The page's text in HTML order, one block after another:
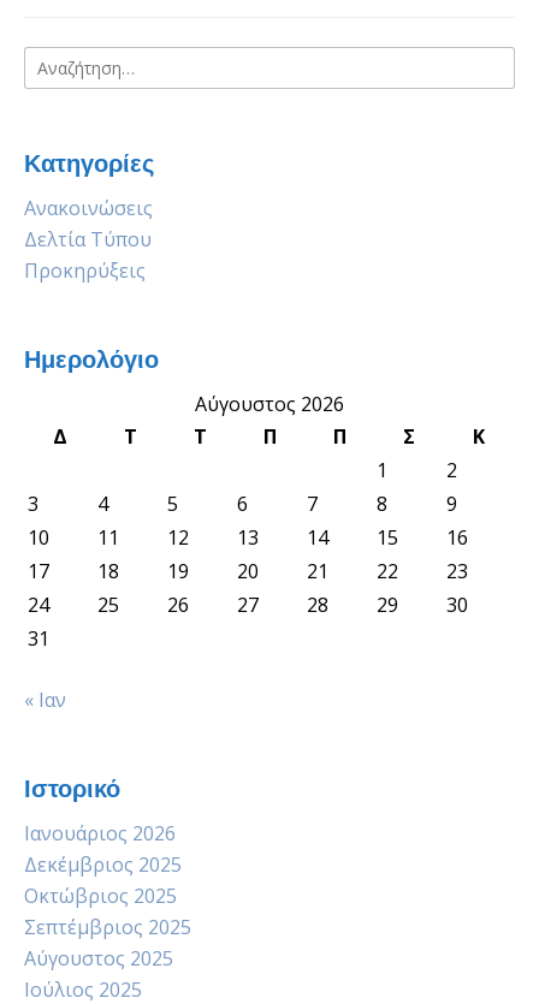
Αναζήτηση
για:
Κατηγορίες
Ανακοινώσεις
Δελτία Τύπου
Προκηρύξεις
Ημερολόγιο
Αύγουστος 2026
Δ
Τ Τ Π Π Σ
Κ
1
2
3
4 5 6 7 8
9
10
11 12 13 14 15
16
17
18 19 20 21 22
23
24
25 26 27 28 29
30
31
« Ιαν
Ιστορικό
Ιανουάριος 2026
Δεκέμβριος 2025
Οκτώβριος 2025
Σεπτέμβριος 2025
Αύγουστος 2025
Ιούλιος 2025